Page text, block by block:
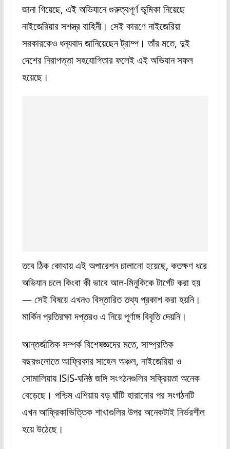
জানা গিয়েছে, এই অভিযানে গুরুত্বপূর্ণ ভূমিকা নিয়েছে
নাইজেরিয়ার সশস্ত্র বাহিনী। সেই কারণে নাইজেরিয়া
সরকারকেও ধন্যবাদ জানিয়েছেন ট্রাম্প। তাঁর মতে, দুই
দেশের নিরাপত্তা সহযোগিতার ফলেই এই অভিযান সফল
হয়েছে।
তবে ঠিক কোথায় এই অপারেশন চালানো হয়েছে, কতক্ষণ ধরে
অভিযান চলে কিংবা কী ভাবে আল-মিনুকিকে টার্গেট করা হয়
— সেই বিষয়ে এখনও বিস্তারিত তথ্য প্রকাশ করা হয়নি।
মার্কিন প্রতিরক্ষা দপ্তরও এ নিয়ে পূর্ণাঙ্গ বিবৃতি দেয়নি।
আন্তর্জাতিক সম্পর্ক বিশেষজ্ঞদের মতে, সাম্প্রতিক
বছরগুলোতে আফ্রিকার সাহেল অঞ্চল, নাইজেরিয়া ও
সোমালিয়ায় ISIS-ঘনিষ্ঠ জঙ্গি সংগঠনগুলির সক্রিয়তা অনেক
বেড়েছে। পশ্চিম এশিয়ায় বড় ঘাঁটি হারানোর পর সংগঠনটি
এখন আফ্রিকাভিত্তিক শাখাগুলির উপর অনেকটাই নির্ভরশীল
হয়ে উঠেছে।